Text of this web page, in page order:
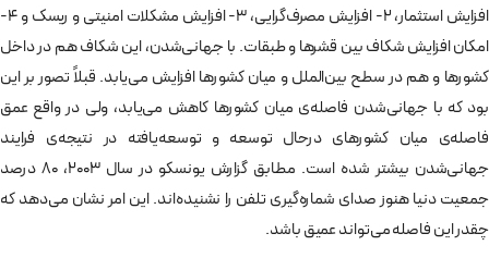
افزایش استثمار، 2- افزایش مصرف‌گرایی، 3- افزایش مشکلات امنیتی و ریسک و 4-
امکان افزایش شکاف بین قشرها و طبقات. با جهانی‌شدن، این شکاف هم در داخل
کشورها و هم در سطح بین‌الملل و میان کشورها افزایش می‌یابد. قبلاً تصور بر این
بود که با جهانی‌شدن فاصله‌ی میان کشورها کاهش می‌یابد، ولی در واقع عمق
فاصله‌ی میان کشورهای درحال توسعه و توسعه‌یافته در نتیجه­‌ی فرایند
جهانی‌شدن بیشتر شده است. مطابق گزارش یونسکو در سال 2003، 80 درصد
جمعیت دنیا هنوز صدای شماره‌گیری تلفن را نشنیده‌اند. این امر نشان می‌دهد که
چقدر این فاصله می‌تواند عمیق باشد.